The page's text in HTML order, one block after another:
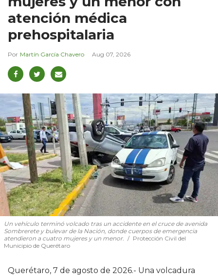
atención médica
prehospitalaria
Martín García Chavero Aug 07, 2026
Un vehículo terminó volcado tras un accidente en el cruce de avenida
Sombrerete y bulevar de la Nación, donde cuerpos de emergencia
atendieron a cuatro mujeres y un menor.
Protección Civil del
Municipio de Querétaro
Querétaro, 7 de agosto de 2026.- Una volcadura